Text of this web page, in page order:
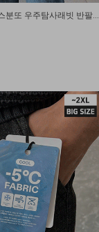
[ANA.19] 아이스분또 우주탐사래빗 반팔티 (짱귀여움)